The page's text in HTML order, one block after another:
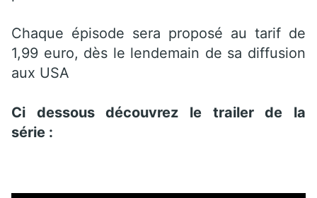
Chaque épisode sera proposé au tarif de
1,99 euro, dès le lendemain de sa diffusion
aux USA
Ci dessous découvrez le trailer de la
série :